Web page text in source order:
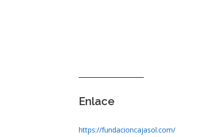
Enlace
https://fundacioncajasol.com/